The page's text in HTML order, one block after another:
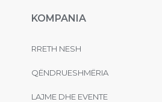
KOMPANIA
RRETH NESH
QËNDRUESHMËRIA
LAJME DHE EVENTE